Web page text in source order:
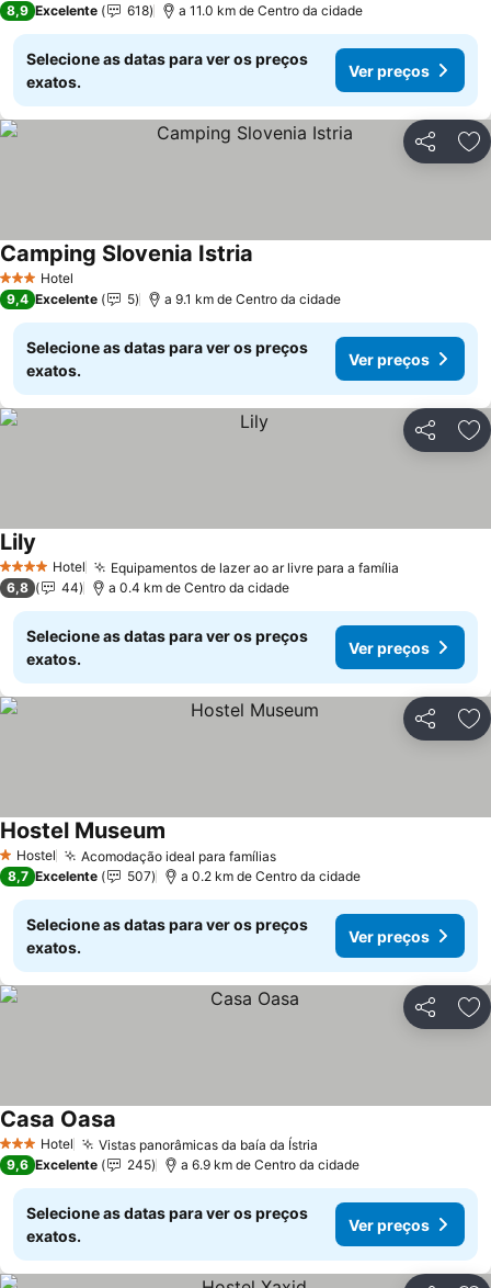
8,9 Excelente 618 a 11.0 km de Centro da cidade
Selecione as datas para ver os preços
exatos.
Ver preços
Partilhar
3 EstrelasHotel
Camping Slovenia Istria
9,4 Excelente 5 a 9.1 km de Centro da cidade
Selecione as datas para ver os preços
exatos.
Ver preços
Partilhar
4 EstrelasHotel Equipamentos de lazer ao ar livre para a família
Lily
6,8 44 a 0.4 km de Centro da cidade
Selecione as datas para ver os preços
exatos.
Ver preços
Partilhar
1 Estrelas
Hostel Acomodação ideal para famílias
Hostel Museum
8,7 Excelente 507 a 0.2 km de Centro da cidade
Selecione as datas para ver os preços
exatos.
Ver preços
Partilhar
3 EstrelasHotel Vistas panorâmicas da baía da Ístria
Casa Oasa
9,6 Excelente 245 a 6.9 km de Centro da cidade
Selecione as datas para ver os preços
exatos.
Ver preços